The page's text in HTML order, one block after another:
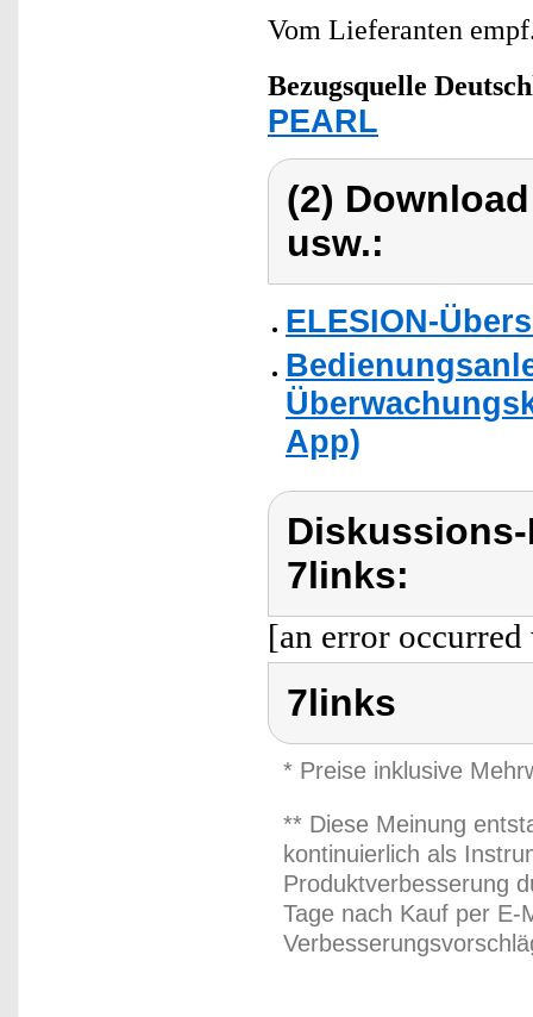
Vom Lieferanten
Bezugsquelle
PEARL
(2)
usw.:
ELESION-
App)
7links:
[an error
7links
* Preise inklusive
** Diese Meinung
kontinuierlich als
Produktverbesserung
Tage nach Kauf per E-